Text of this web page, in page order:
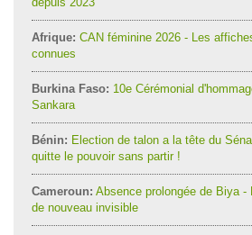
Afrique: CAN féminine 2026 - Les
connues
Burkina Faso: 10e Cérémonial
Sankara
Bénin: Election de talon a la tête du
quitte le pouvoir sans partir !
Cameroun: Absence prolongée de Biya -
de nouveau invisible